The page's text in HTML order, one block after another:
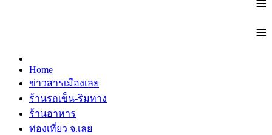
≡
Home
ข่าวสารเมืองเลย
ร้านรถเข็น-ริมทาง
ร้านอาหาร
ท่องเที่ยว จ.เลย